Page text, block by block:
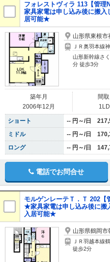
フォレストヴィラ 113【管
家具家電は申し込み後に搬
居可能★
山形県東根
ＪＲ奥羽本線
山形新幹線さ
分 徒歩3分
築年月
2006年12月
間取
ショート
-- 円～/日
ミドル
-- 円～/日
ロング
-- 円～/日
電話でお問合せ
モルゲンレーテＴ．Ｔ 202【
★家具家電は申し込み後に
入居可能★
山形県鶴岡市
ＪＲ羽越本線
徒歩2分